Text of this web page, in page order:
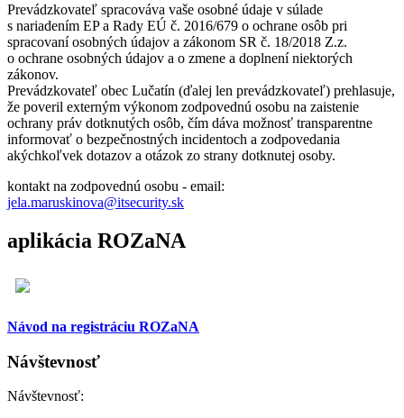
Prevádzkovateľ spracováva vaše osobné údaje v súlade
s nariadením EP a Rady EÚ č. 2016/679 o ochrane osôb pri
spracovaní osobných údajov a zákonom SR č. 18/2018 Z.z.
o ochrane osobných údajov a o zmene a doplnení niektorých
zákonov.
Prevádzkovateľ obec Lučatín (ďalej len prevádzkovateľ) prehlasuje,
že poveril externým výkonom zodpovednú osobu na zaistenie
ochrany práv dotknutých osôb, čím dáva možnosť transparentne
informovať o bezpečnostných incidentoch a zodpovedania
akýchkoľvek dotazov a otázok zo strany dotknutej osoby.
kontakt na zodpovednú osobu - email:
jela.maruskinova@itsecurity.sk
aplikácia ROZaNA
Návod na registráciu ROZaNA
Návštevnosť
Návštevnosť: